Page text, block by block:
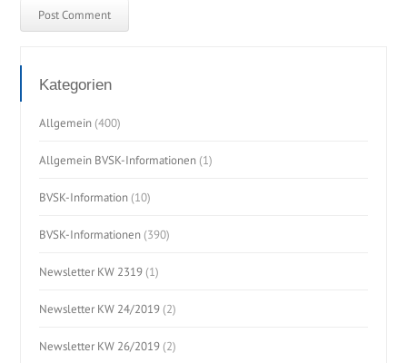
Kategorien
Allgemein (400)
Allgemein BVSK-Informationen (1)
BVSK-Information (10)
BVSK-Informationen (390)
Newsletter KW 2319 (1)
Newsletter KW 24/2019 (2)
Newsletter KW 26/2019 (2)